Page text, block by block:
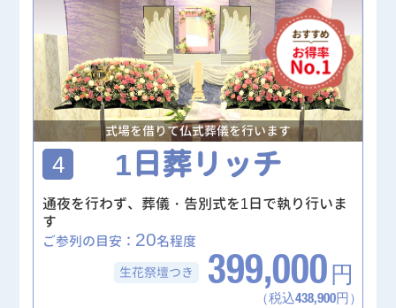
式場を借りて仏式葬儀を行います
4 1日葬リッチ
通夜を行わず、葬儀・告別式を1日で執り行いま
す
ご参列の目安： 20名程度
生花祭壇つき 399,000 円
（税込438,900円）